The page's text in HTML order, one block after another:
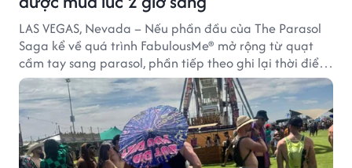
LAS VEGAS, Nevada – Nếu phần đầu của The Parasol
Saga kể về quá trình FabulousMe® mở rộng từ quạt
cầm tay sang parasol, phần tiếp theo ghi lại thời điểm
sản phẩm được thị trường đón nhận và dần vượt khỏi
công năng che nắng thông thường.